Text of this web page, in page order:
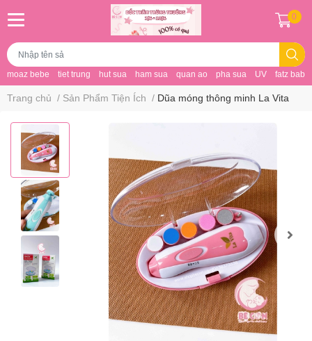
moaz bebe tiet trung hut sua ham sua quan ao pha sua UV fatz baby
0
Trang chủ / Sản Phẩm Tiện Ích / Dũa móng thông minh La Vita